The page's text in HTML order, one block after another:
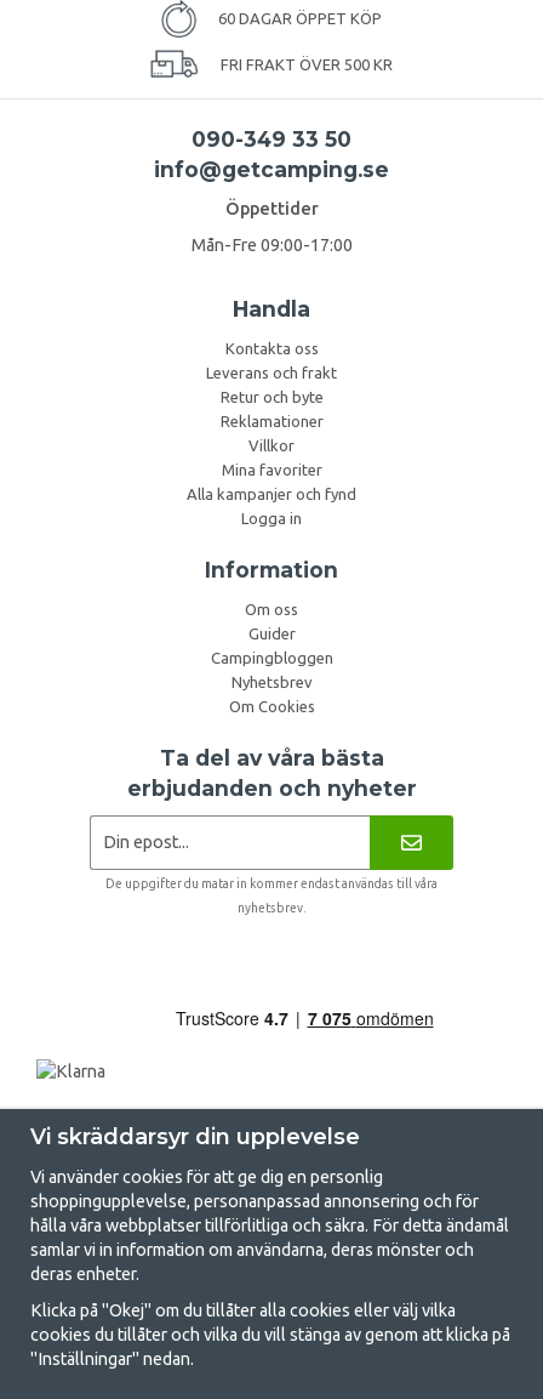
60 DAGAR ÖPPET KÖP
FRI FRAKT ÖVER 500 KR
090-349 33 50
info@getcamping.se
Öppettider
Mån-Fre 09:00-17:00
Handla
Kontakta oss
Leverans och frakt
Retur och byte
Reklamationer
Villkor
Mina favoriter
Alla kampanjer och fynd
Logga in
Information
Om oss
Guider
Campingbloggen
Nyhetsbrev
Om Cookies
Ta del av våra bästa
erbjudanden och nyheter
De uppgifter du matar in kommer endast användas till våra
nyhetsbrev.
GetCamping.se - Din butik för camping
och uteliv
Att campa kan antingen vara en livsstil eller ett sätt att samla familjen
för ett gemensamt äventyr. Oavsett vilken kategori du tillhör hittar du
Vi skräddarsyr din upplevelse
Vi använder cookies för att ge dig en personlig
shoppingupplevelse, personanpassad annonsering och för
hålla våra webbplatser tillförlitliga och säkra. För detta ändamål
samlar vi in information om användarna, deras mönster och
deras enheter.
Klicka på "Okej" om du tillåter alla cookies eller välj vilka
cookies du tillåter och vilka du vill stänga av genom att klicka på
"Inställningar" nedan.